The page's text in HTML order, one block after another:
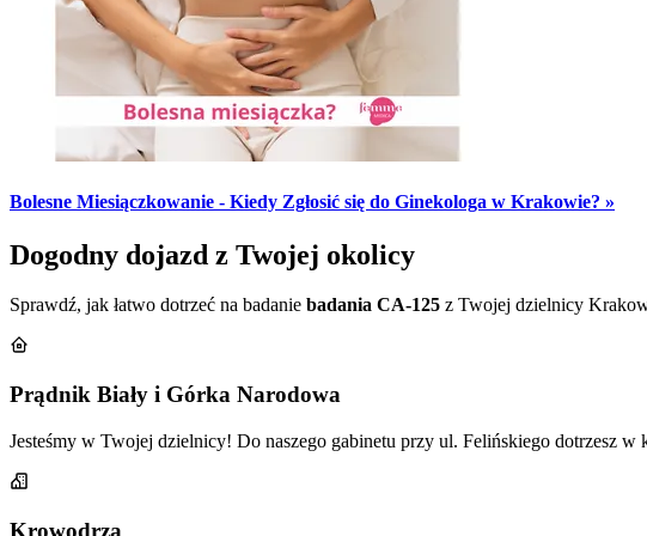
Bolesne Miesiączkowanie - Kiedy Zgłosić się do Ginekologa w Krakowie? »
Dogodny dojazd z Twojej okolicy
Sprawdź, jak łatwo dotrzeć na badanie badania CA-125 z Twojej dzielnicy
Prądnik Biały i Górka Narodowa
Jesteśmy w Twojej dzielnicy! Do naszego gabinetu przy ul. Felińskiego dotrzesz w
Krowodrza